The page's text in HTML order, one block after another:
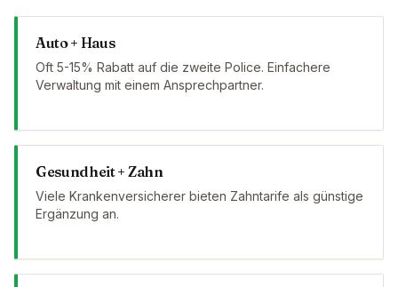
Auto + Haus
Oft 5-15% Rabatt auf die zweite Police. Einfachere
Verwaltung mit einem Ansprechpartner.
Gesundheit + Zahn
Viele Krankenversicherer bieten Zahntarife als günstige
Ergänzung an.